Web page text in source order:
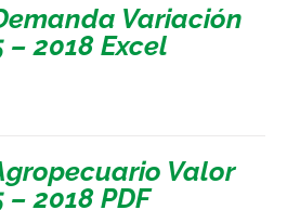
Variación
– 2018 Excel
Valor
– 2018 PDF